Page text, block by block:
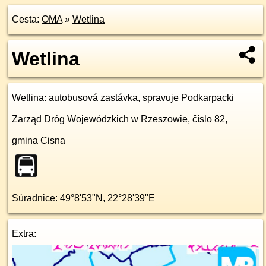
Cesta: OMA» Wetlina
Wetlina
Wetlina: autobusová zastávka, spravuje Podkarpacki
Zarząd Dróg Wojewódzkich w Rzeszowie, číslo 82,
gmina Cisna
Súradnice: 49°8'53"N , 22°28'39"E
Extra: